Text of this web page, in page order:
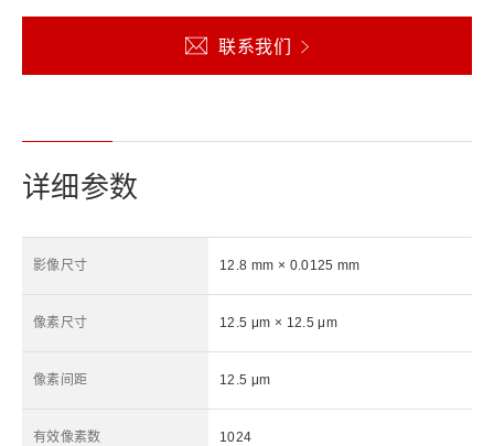
联系我们
详细参数
影像尺寸 12.8 mm × 0.0125 mm
像素尺寸 12.5 μm × 12.5 μm
像素间距 12.5 μm
有效像素数 1024